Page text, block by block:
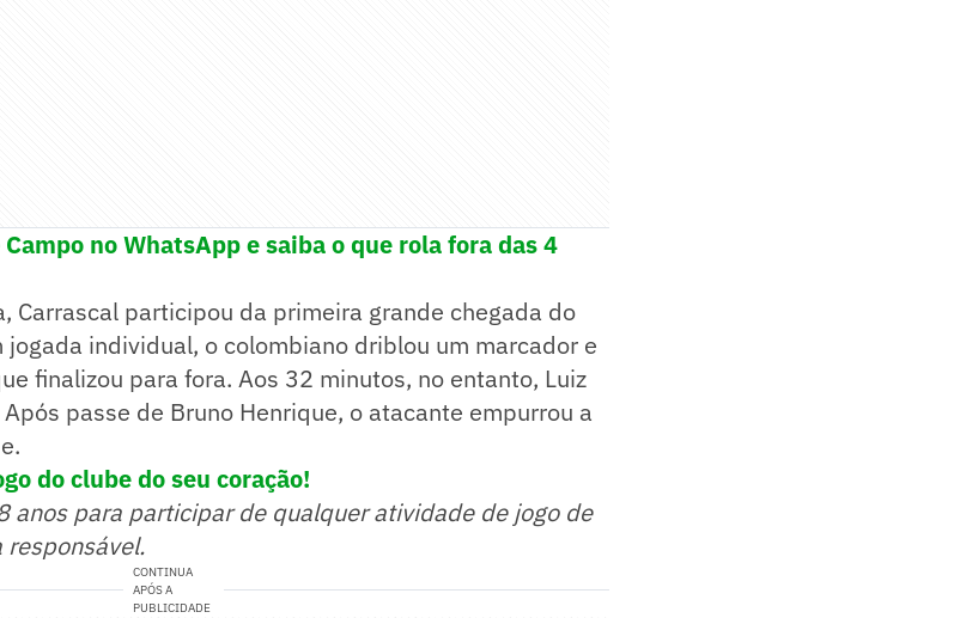
no WhatsApp e saiba o que rola fora das 4
Carrascal participou da primeira grande chegada do
jogada individual, o colombiano driblou um marcador e
finalizou para fora. Aos 32 minutos, no entanto, Luiz
passe de Bruno Henrique, o atacante empurrou a
do clube do seu coração!
anos para participar de qualquer atividade de jogo de
responsável.
CONTINUA
APÓS A
PUBLICIDADE